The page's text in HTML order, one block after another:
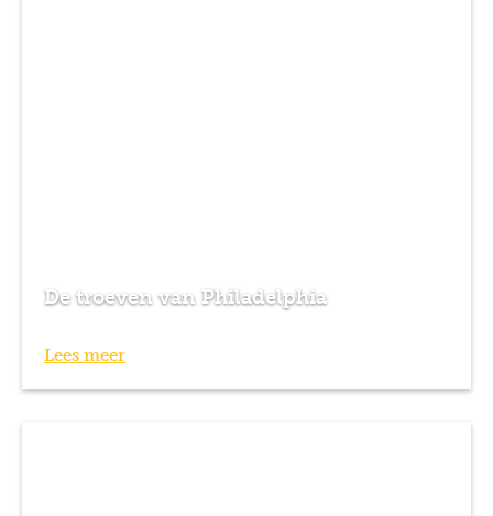
De troeven van Philadelphia
Lees meer